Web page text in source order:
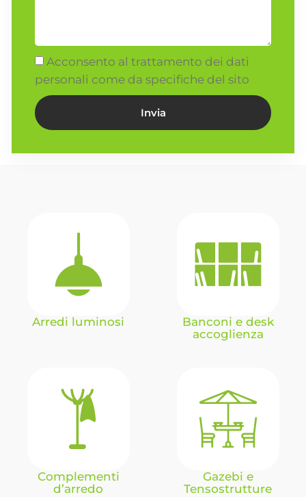
Acconsento al trattamento dei dati
personali come da specifiche del sito
Invia
Arredi luminosi
Banconi e desk
accoglienza
Complementi
d’arredo
Gazebi e
Tensostrutture